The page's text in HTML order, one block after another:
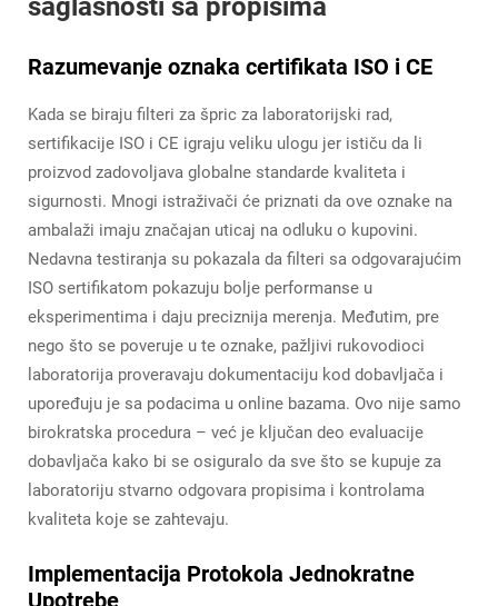
saglasnosti sa propisima
Razumevanje oznaka certifikata ISO i CE
Kada se biraju filteri za špric za laboratorijski rad,
sertifikacije ISO i CE igraju veliku ulogu jer ističu da li
proizvod zadovoljava globalne standarde kvaliteta i
sigurnosti. Mnogi istraživači će priznati da ove oznake na
ambalaži imaju značajan uticaj na odluku o kupovini.
Nedavna testiranja su pokazala da filteri sa odgovarajućim
ISO sertifikatom pokazuju bolje performanse u
eksperimentima i daju preciznija merenja. Međutim, pre
nego što se poveruje u te oznake, pažljivi rukovodioci
laboratorija proveravaju dokumentaciju kod dobavljača i
upoređuju je sa podacima u online bazama. Ovo nije samo
birokratska procedura – već je ključan deo evaluacije
dobavljača kako bi se osiguralo da sve što se kupuje za
laboratoriju stvarno odgovara propisima i kontrolama
kvaliteta koje se zahtevaju.
Implementacija Protokola Jednokratne
Upotrebe